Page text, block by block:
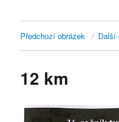
Předchozí obrázek Další
12 km